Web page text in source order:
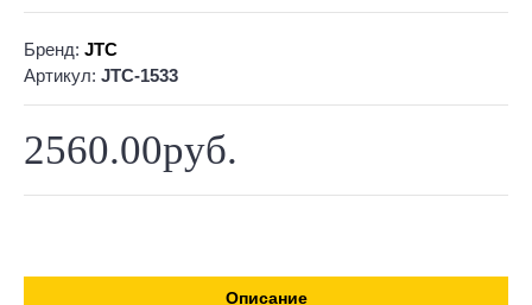
Бренд: JTC
Артикул: JTC-1533
2560.00руб.
Описание